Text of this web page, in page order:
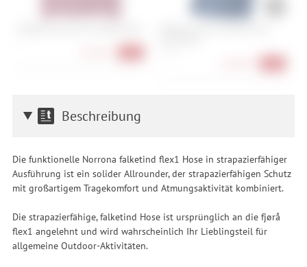
Beschreibung
Die funktionelle Norrona falketind flex1 Hose in strapazierfähiger
Ausführung ist ein solider Allrounder, der strapazierfähigen Schutz
mit großartigem Tragekomfort und Atmungsaktivität kombiniert.
Die strapazierfähige, falketind Hose ist ursprünglich an die fjørå
flex1 angelehnt und wird wahrscheinlich Ihr Lieblingsteil für
allgemeine Outdoor-Aktivitäten.